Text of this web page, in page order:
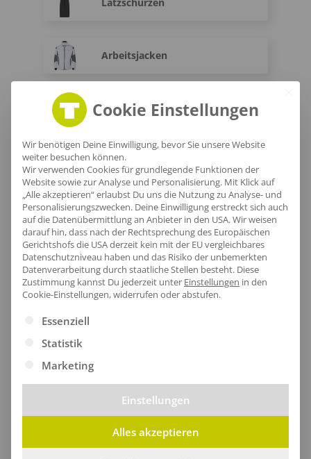
Arbeitsjacken
Arbeitshosen
Warnwesten
Warnschutz-T-Shirts
Fleece Warnschutzjacken
Taschen
Cookie Einstellungen
Wir benötigen Deine Einwilligung, bevor Sie unsere Website
weiter besuchen können.
Wir verwenden Cookies für grundlegende Funktionen der
Website sowie zur Analyse und Personalisierung. Mit Klick auf
„Alle akzeptieren“ erlaubst Du uns die Nutzung zu Analyse- und
Personalisierungszwecken. Deine Einwilligung erstreckt sich auch
auf die Datenübermittlung an Anbieter in den USA. Wir weisen
darauf hin, dass nach der Rechtsprechung des Europäischen
Gerichtshofs die USA derzeit kein mit der EU vergleichbares
Datenschutzniveau haben und das Risiko der unbemerkten
Datenverarbeitung durch staatliche Stellen besteht. Diese
Zustimmung kannst Du jederzeit unter Einstellungen in den
Cookie-Einstellungen, widerrufen oder abstufen.
Es folgt eine Liste der Service-Gruppen, für die eine
Essenziell
Statistik
Marketing
Einstellungen
Alles akzeptieren